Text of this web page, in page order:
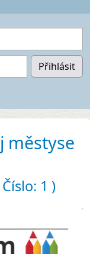
Přihlásit
městyse
1 )